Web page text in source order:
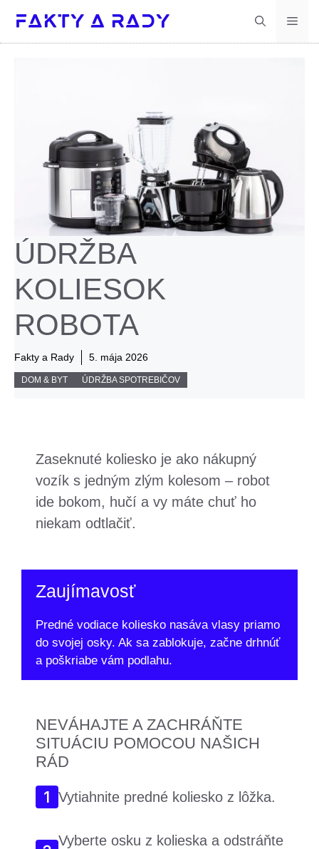
obsah
ÚDRŽBA
KOLIESOK
ROBOTA
Fakty a Rady 5. mája 2026
DOM & BYT ÚDRŽBA SPOTREBIČOV
Zaseknuté koliesko je ako nákupný
vozík s jedným zlým kolesom – robot
ide bokom, hučí a vy máte chuť ho
niekam odtlačiť.
Zaujímavosť
Predné vodiace koliesko nasáva vlasy priamo
do svojej osky. Ak sa zablokuje, začne drhnúť
a poškriabe vám podlahu.
NEVÁHAJTE A ZACHRÁŇTE
SITUÁCIU POMOCOU NAŠICH
RÁD
Vytiahnite predné koliesko z lôžka.
Vyberte osku z kolieska a odstráňte